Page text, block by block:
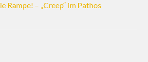
Rampe! – „Creep“ im Pathos